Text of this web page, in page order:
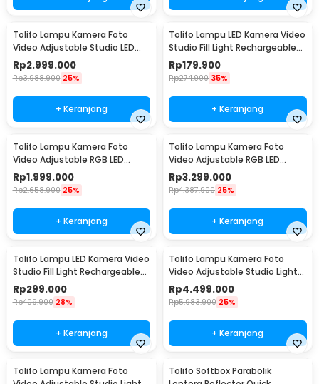
Tolifo Lampu Kamera Foto
Video Adjustable Studio LED
150W 15000LM - GK-S150B PRO
Rp2.999.000
Rp3.988.900 25%
+ Keranjang
Tolifo Lampu LED Kamera Video
Studio Fill Light Rechargeable
11W - PT-176S
Rp179.900
Rp274.900 35%
+ Keranjang
Tolifo Lampu Kamera Foto
Video Adjustable RGB LED
Studio Flash 100W - GK-
S100RGB
Rp1.999.000
Rp2.658.900 25%
+ Keranjang
Tolifo Lampu Kamera Foto
Video Adjustable RGB LED
Studio Flash 150W - GK-
S150RGB
Rp3.299.000
Rp4.387.900 25%
+ Keranjang
Tolifo Lampu LED Kamera Video
Studio Fill Light Rechargeable
15W - PT-15B PRO II
Rp299.000
Rp409.900 28%
+ Keranjang
Tolifo Lampu Kamera Foto
Video Adjustable Studio Light
LED 400W - GK-Panel 400B
Rp4.499.000
Rp5.983.900 25%
+ Keranjang
Tolifo Lampu Kamera Foto
Tolifo Softbox Parabolik